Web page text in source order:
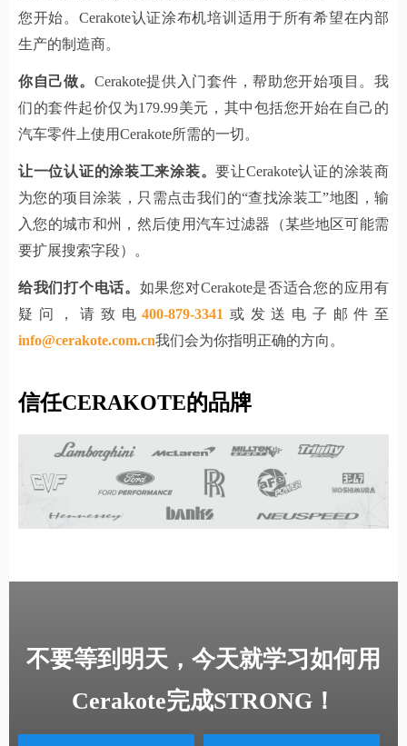
信任CERAKOTE的品牌
不要等到明天，今天就学习如何用
Cerakote完成STRONG！
您开始。Cerakote认证涂布机培训适用于所有希望在内部
生产的制造商。
你自己做。 Cerakote提供入门套件，帮助您开始项目。我
们的套件起价仅为179.99美元，其中包括您开始在自己的
汽车零件上使用Cerakote所需的一切。
让一位认证的涂装工来涂装。要让Cerakote认证的涂装商
为您的项目涂装，只需点击我们的“查找涂装工”地图，输
入您的城市和州，然后使用汽车过滤器（某些地区可能需
要扩展搜索字段）。
给我们打个电话。 如果您对Cerakote是否适合您的应用有
疑问，请致电400-879-3341 或发送电子邮件至
info@cerakote.com.cn我们会为你指明正确的方向。